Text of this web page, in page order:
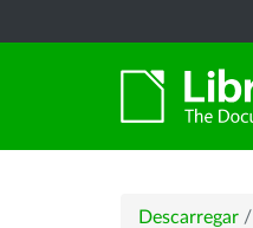
Descarregar /